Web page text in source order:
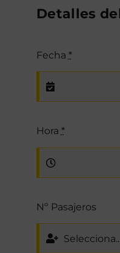
Detalles
Fecha *
Hora *
Nº Pasajeros